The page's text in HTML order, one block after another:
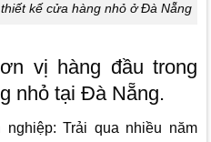
kế cửa hàng nhỏ ở Đà Nẵng
vị hàng đầu trong
nhỏ tại Đà Nẵng.
Trải qua nhiều năm